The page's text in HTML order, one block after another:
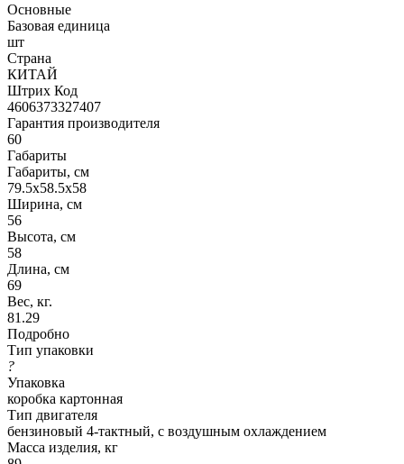
Основные
Базовая единица
шт
Страна
КИТАЙ
Штрих Код
4606373327407
Гарантия производителя
60
Габариты
Габариты, см
79.5х58.5х58
Ширина, см
56
Высота, см
58
Длина, см
69
Вес, кг.
81.29
Подробно
Тип упаковки
?
Упаковка
коробка картонная
Тип двигателя
бензиновый 4-тактный, с воздушным охлаждением
Масса изделия, кг